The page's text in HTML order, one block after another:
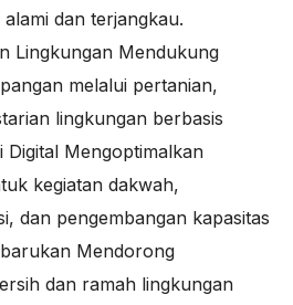
dan terjangkau.
Lingkungan Mendukung
melalui pertanian,
lingkungan berbasis
Digital Mengoptimalkan
kegiatan dakwah,
dan pengembangan kapasitas
Mendorong
dan ramah lingkungan